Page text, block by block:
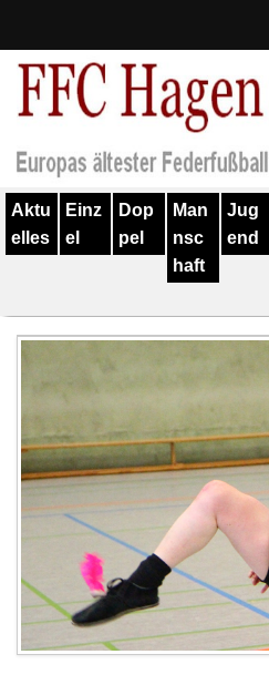
Termine
Verein
Geschichte
Training
Spieler
Kontakt
Links
Impressum
Aktu
elles
Einz
el
Dop
pel
Man
nsc
haft
Jug
end